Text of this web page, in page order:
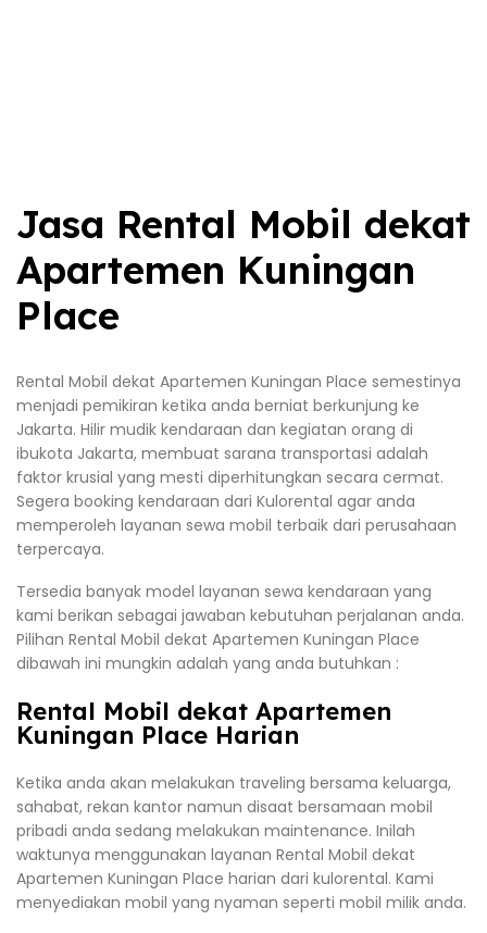
Jasa Rental Mobil dekat
Apartemen Kuningan
Place
Rental Mobil dekat Apartemen Kuningan Place semestinya
menjadi pemikiran ketika anda berniat berkunjung ke
Jakarta. Hilir mudik kendaraan dan kegiatan orang di
ibukota Jakarta, membuat sarana transportasi adalah
faktor krusial yang mesti diperhitungkan secara cermat.
Segera booking kendaraan dari Kulorental agar anda
memperoleh layanan sewa mobil terbaik dari perusahaan
terpercaya.
Tersedia banyak model layanan sewa kendaraan yang
kami berikan sebagai jawaban kebutuhan perjalanan anda.
Pilihan Rental Mobil dekat Apartemen Kuningan Place
dibawah ini mungkin adalah yang anda butuhkan :
Rental Mobil dekat Apartemen
Kuningan Place Harian
Ketika anda akan melakukan traveling bersama keluarga,
sahabat, rekan kantor namun disaat bersamaan mobil
pribadi anda sedang melakukan maintenance. Inilah
waktunya menggunakan layanan Rental Mobil dekat
Apartemen Kuningan Place harian dari kulorental. Kami
menyediakan mobil yang nyaman seperti mobil milik anda.